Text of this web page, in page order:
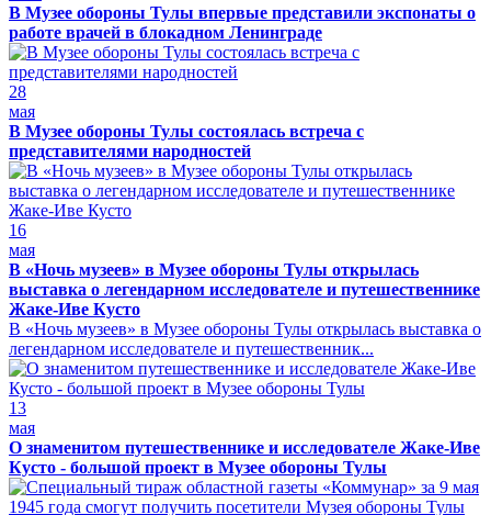
В Музее обороны Тулы впервые представили экспонаты о
работе врачей в блокадном Ленинграде
28
мая
В Музее обороны Тулы состоялась встреча с
представителями народностей
16
мая
В «Ночь музеев» в Музее обороны Тулы открылась
выставка о легендарном исследователе и путешественнике
Жаке-Иве Кусто
В «Ночь музеев» в Музее обороны Тулы открылась выставка о
легендарном исследователе и путешественник...
13
мая
О знаменитом путешественнике и исследователе Жаке-Иве
Кусто - большой проект в Музее обороны Тулы